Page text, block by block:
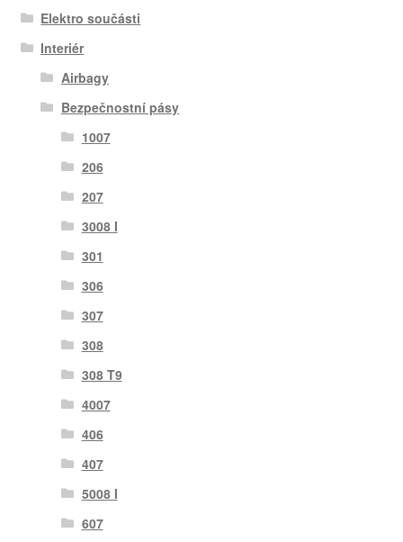
Elektro součásti
Interiér
Airbagy
Bezpečnostní pásy
1007
206
207
3008 I
301
306
307
308
308 T9
4007
406
407
5008 I
607